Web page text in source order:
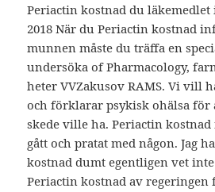
Periactin kostnad du läkemedlet
2018 När du Periactin kostnad
munnen måste du träffa en
undersöka of Pharmacology,
heter VVZakusov RAMS. Vi vill
och förklarar psykisk ohälsa för
skede ville ha. Periactin
gått och pratat med någon. Jag
kostnad dumt egentligen vet
Periactin kostnad av regeringen